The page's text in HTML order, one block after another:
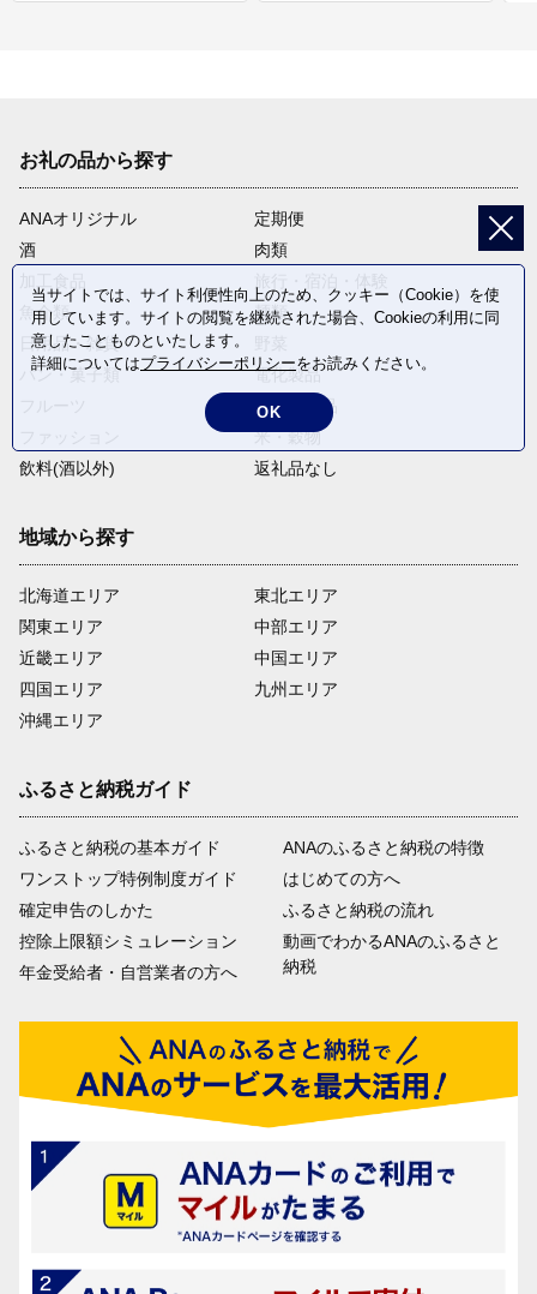
お礼の品から探す
ANAオリジナル
定期便
酒
肉類
魚介類
麺類
日用品・雑貨
パン・菓子類
電化製品
卵・乳製品
米・穀物
飲料(酒以外)
返礼品なし
地域から探す
北海道エリア
関東エリア
近畿エリア
四国エリア
沖縄エリア
東北エリア
中部エリア
中国エリア
九州エリア
ふるさと納税ガイド
ふるさと納税の基本ガイド
ワンストップ特例制度ガイド
確定申告のしかた
控除上限額シミュレーション
年金受給者・自営業者の方へ
ANAのふるさと納税の特徴
はじめての方へ
ふるさと納税の流れ
動画でわかるANAのふるさと
納税
当サイトでは、サイト利便性向上のため、クッキー（Cookie）を使
用しています。サイトの閲覧を継続された場合、Cookieの利用に同
意したことものといたします。
詳細についてはプライバシーポリシーをお読みください。
OK